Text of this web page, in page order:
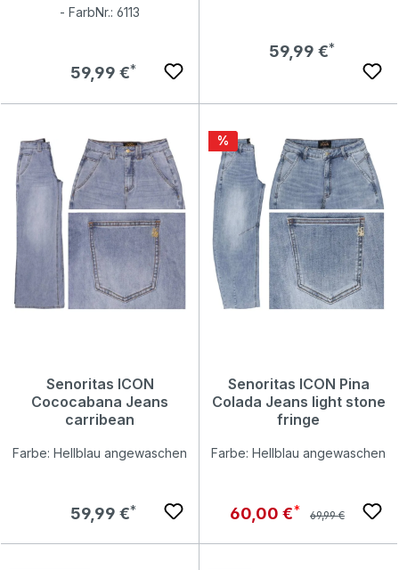
- FarbNr.: 6113
Regulärer Preis:
59,99 €
Regulärer Preis:
59,99 €
Senoritas ICON
Cococabana Jeans
carribean
Farbe: Hellblau angewaschen
Regulärer Preis:
59,99 €
Rabatt
%
Senoritas ICON Pina
Colada Jeans light stone
fringe
Farbe: Hellblau angewaschen
Verkaufspreis:
60,00 € Regulärer Preis:
69,99 €